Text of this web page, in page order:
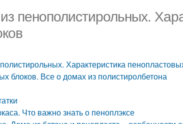
пенополистирольных.
Характеристика
блоков. Все о домах из полистиролбетона
Что важно знать о пеноплэксе